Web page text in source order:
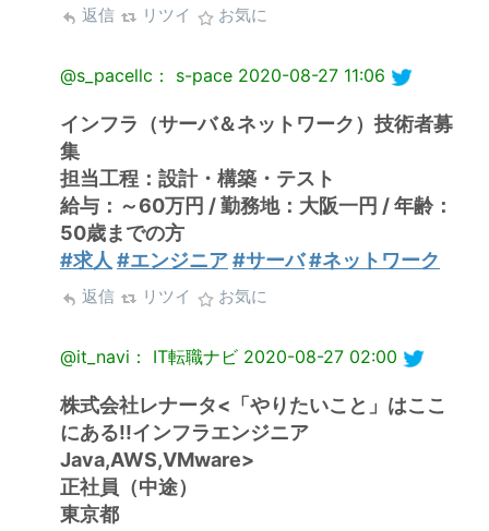
返信 リツイ お気に
@s_pacellc： s-pace 2020-08-27 11:06
インフラ（サーバ＆ネットワーク）技術者募
集
担当工程：設計・構築・テスト
給与：～60万円 / 勤務地：大阪一円 / 年齢：
50歳までの方
#求人 #エンジニア#サーバ#ネットワーク
返信 リツイ お気に
@it_navi： IT転職ナビ 2020-08-27 02:00
株式会社レナータ<「やりたいこと」はここ
にある!!インフラエンジニア
Java,AWS,VMware>
正社員（中途）
東京都